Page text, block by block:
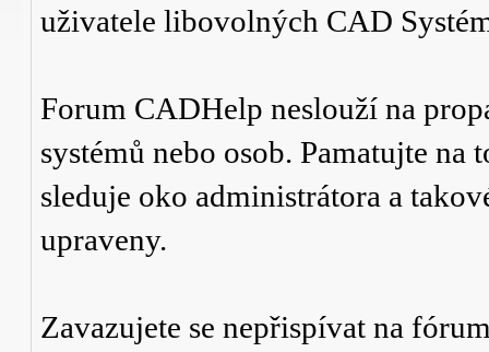
uživatele libovolných CAD
Forum CADHelp neslouží na
systémů nebo osob. Pamatujte
sleduje oko administrátora a
upraveny.
Zavazujete se nepřispívat na